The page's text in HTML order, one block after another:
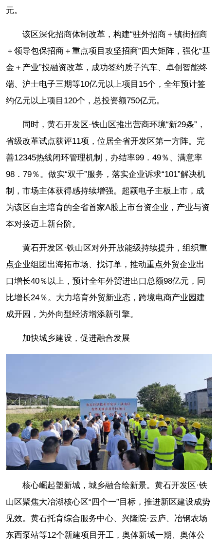
元。
该区深化招商体制改革，构建“驻外招商＋镇街招商
＋领导包保招商＋重点项目攻坚招商”四大矩阵，强化“基
金＋产业”投融资改革，成功签约质子汽车、卓创智能终
端、沪士电子三期等10亿元以上项目15个，全年预计签
约亿元以上项目120个，总投资额750亿元。
同时，黄石开发区·铁山区推出营商环境“新29条”，
省级改革试点获评11项，位居全省开发区第一方阵。完
善12345热线闭环管理机制，办结率99．49％、满意率
98．79％。做实“双千”服务，落实企业诉求“101”解决机
制，市场主体获得感持续增强。超颖电子主板上市，成
为该区自主培育的全省首家A股上市台资企业，产业与资
本对接迈上新台阶。
黄石开发区·铁山区对外开放能级持续提升，组织重
点企业组团出海拓市场、找订单，推动重点外贸企业出
口增长40％以上，预计全年外贸进出口总额98亿元，同
比增长24％。大力培育外贸新业态，跨境电商产业园建
成开园，为外向型经济增添新引擎。
加快城乡建设，促进融合发展
核心崛起塑新城，城乡融合绘新景。黄石开发区·铁
山区聚焦大冶湖核心区“四个一”目标，推进新区建设成势
见效。黄石托育综合服务中心、兴隆院·云庐、冶钢农场
东西泵站等12个新建项目开工，奥体新城一期、奥体公